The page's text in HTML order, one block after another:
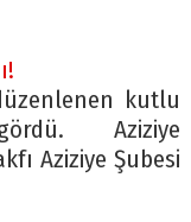
kutlu
Aziziye
Aziziye Şubesi